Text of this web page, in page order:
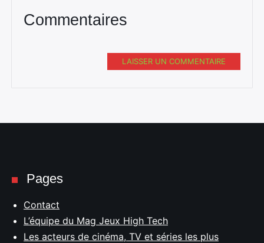
Commentaires
LAISSER UN COMMENTAIRE
Pages
Contact
L’équipe du Mag Jeux High Tech
Les acteurs de cinéma, TV et séries les plus